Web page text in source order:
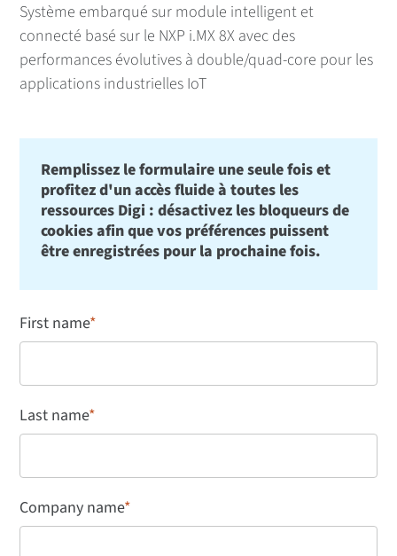
Système embarqué sur module intelligent et
connecté basé sur le NXP i.MX 8X avec des
performances évolutives à double/quad-core pour les
applications industrielles IoT
Remplissez le formulaire une seule fois et
profitez d'un accès fluide à toutes les
ressources Digi : désactivez les bloqueurs de
cookies afin que vos préférences puissent
être enregistrées pour la prochaine fois.
First name*
Last name*
Company name*